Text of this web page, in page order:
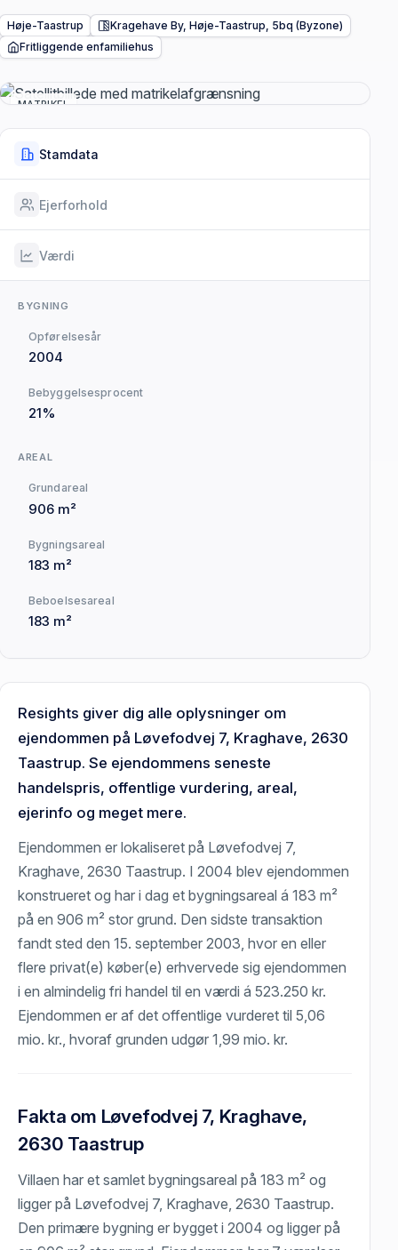
Høje-Taastrup
Kragehave By, Høje-Taastrup, 5bq (Byzone)
Fritliggende enfamiliehus
MATRIKEL
Stamdata
Ejerforhold
Værdi
BYGNING
Opførelsesår
2004
Bebyggelsesprocent
21%
AREAL
Grundareal
906 m²
Bygningsareal
183 m²
Beboelsesareal
183 m²
Resights giver dig alle oplysninger om
ejendommen på Løvefodvej 7, Kraghave, 2630
Taastrup. Se ejendommens seneste
handelspris, offentlige vurdering, areal,
ejerinfo og meget mere.
Ejendommen er lokaliseret på Løvefodvej 7,
Kraghave, 2630 Taastrup. I 2004 blev ejendommen
konstrueret og har i dag et bygningsareal á 183 m²
på en 906 m² stor grund. Den sidste transaktion
fandt sted den 15. september 2003, hvor en eller
flere privat(e) køber(e) erhvervede sig ejendommen
i en almindelig fri handel til en værdi á 523.250 kr.
Ejendommen er af det offentlige vurderet til 5,06
mio. kr., hvoraf grunden udgør 1,99 mio. kr.
Fakta om Løvefodvej 7, Kraghave,
2630 Taastrup
Villaen har et samlet bygningsareal på 183 m² og
ligger på Løvefodvej 7, Kraghave, 2630 Taastrup.
Den primære bygning er bygget i 2004 og ligger på